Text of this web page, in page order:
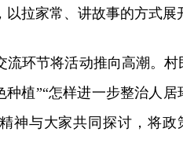
拉家常、讲故事的方式展
流环节将活动推向高潮。
种植”“怎样进一步整治人
神与大家共同探讨，将